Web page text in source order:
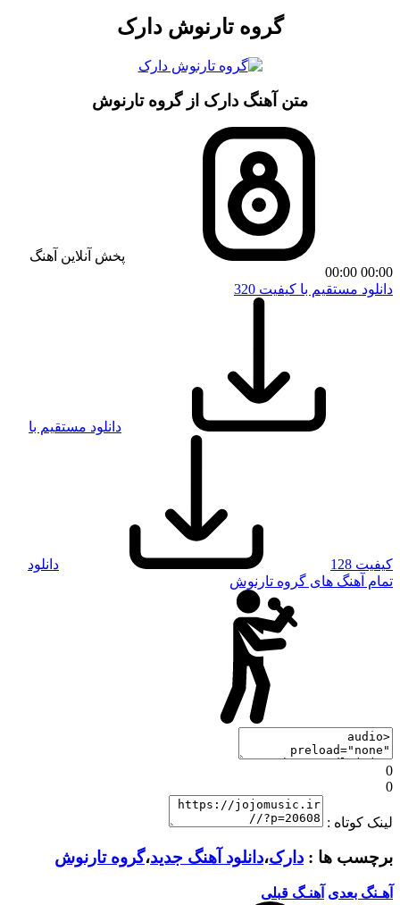
گروه تارنوش دارک
متن آهنگ دارک از گروه تارنوش
پخش آنلاین آهنگ
00:00
00:00
دانلود مستقیم با کیفیت 320
دانلود مستقیم با
کیفیت 128
دانلود
تمام آهنگ های گروه تارنوش
0
0
لینک کوتاه :
برچسب ها : دارک،دانلود آهنگ جدید،گروه تارنوش
آهـنگ بعدی آهنـگ قبلی